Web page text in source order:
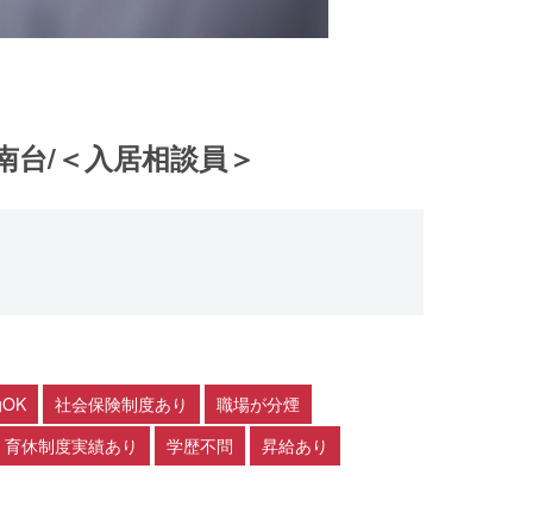
/＜入居相談員＞
社会保険制度あり
職場が分煙
休制度実績あり 学歴不問 昇給あり